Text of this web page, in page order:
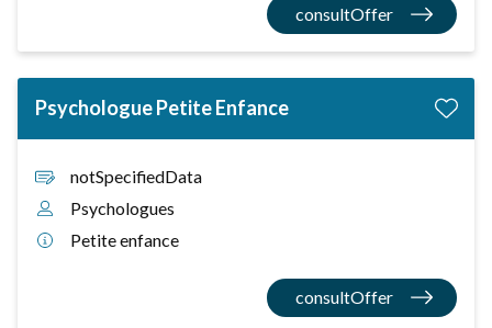
consultOffer
Psychologue Petite Enfance
notSpecifiedData
Psychologues
Petite enfance
consultOffer